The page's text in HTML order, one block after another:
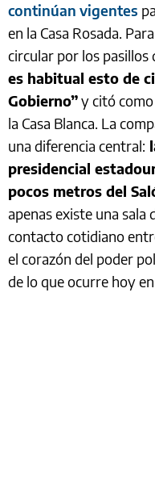
continúan vigentes
en la Casa Rosada.
circular por los pasillos
es habitual esto de
Gobierno”y citó
la Casa Blanca. La
una diferencia central:
presidencial
pocos metros del
apenas existe una sala
contacto cotidiano
el corazón del poder
de lo que ocurre hoy